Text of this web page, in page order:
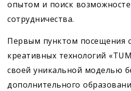
опытом и поиск
сотрудничества.
Первым пунктом посещения
креативных технологий
своей уникальной моделью
дополнительного